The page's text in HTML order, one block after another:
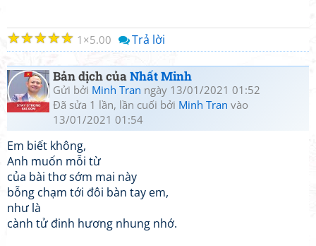
☆
☆
☆
☆
☆ 1 5.00 Trả lời
Bản dịch củaNhất Minh
Gửi bởi Minh Tran ngày 13/01/2021 01:52
Đã sửa 1 lần, lần cuối bởi Minh Tran vào
13/01/2021 01:54
Em biết không,
Anh muốn mỗi từ
của bài thơ sớm mai này
bỗng chạm tới đôi bàn tay em,
như là
cành tử đinh hương nhung nhớ.